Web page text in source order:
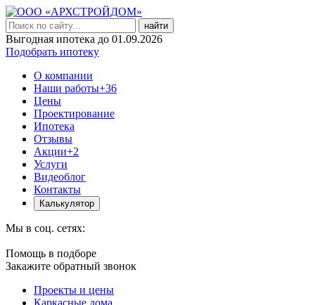
найти
Выгодная ипотека до 01.09.2026
Подобрать ипотеку
О компании
Наши работы+36
Цены
Проектирование
Ипотека
Отзывы
Акции+2
Услуги
Видеоблог
Контакты
Калькулятор
Мы в соц. сетях:
Помощь в подборе
Закажите обратный звонок
Проекты и цены
Каркасные дома